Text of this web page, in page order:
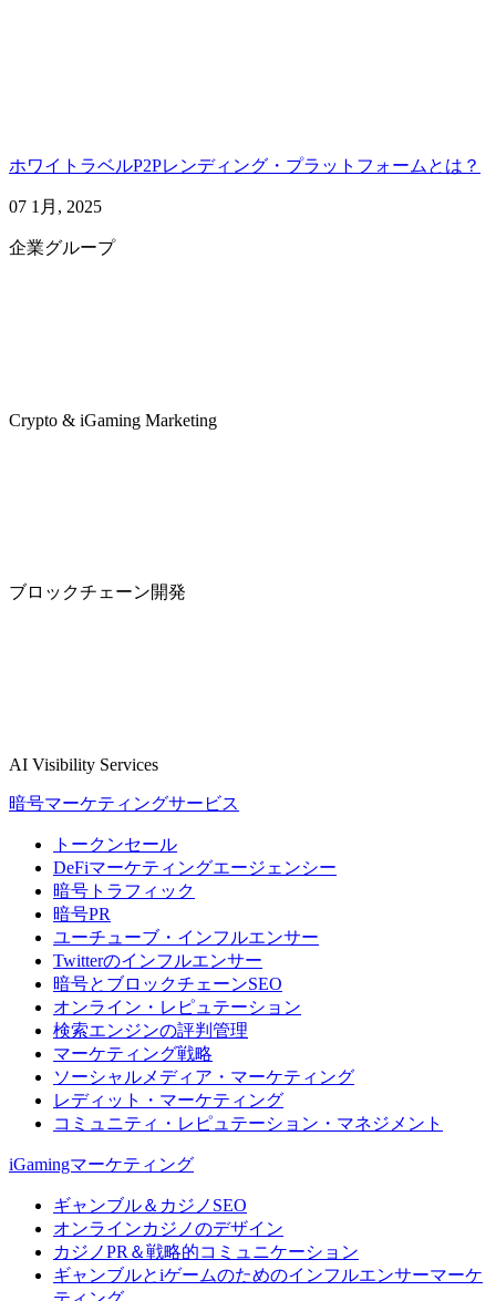
ホワイトラベルP2Pレンディング・プラットフォームとは？
07 1月, 2025
企業グループ
Crypto & iGaming Marketing
ブロックチェーン開発
AI Visibility Services
暗号マーケティングサービス
トークンセール
DeFiマーケティングエージェンシー
暗号トラフィック
暗号PR
ユーチューブ・インフルエンサー
Twitterのインフルエンサー
暗号とブロックチェーンSEO
オンライン・レピュテーション
検索エンジンの評判管理
マーケティング戦略
ソーシャルメディア・マーケティング
レディット・マーケティング
コミュニティ・レピュテーション・マネジメント
iGamingマーケティング
ギャンブル＆カジノSEO
オンラインカジノのデザイン
カジノPR＆戦略的コミュニケーション
ギャンブルとiゲームのためのインフルエンサーマーケ